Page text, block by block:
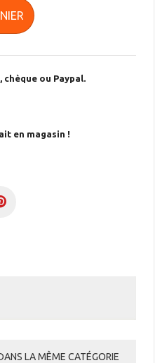
chèque ou Paypal.
en magasin !
LA MÊME CATÉGORIE